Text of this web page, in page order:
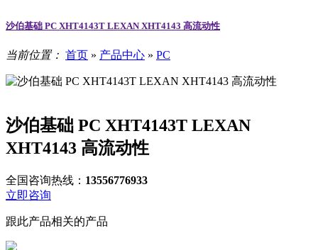
沙伯基础 PC XHT4143T LEXAN XHT4143 高流动性
当前位置： 首页 » 产品中心 » PC
沙伯基础 PC XHT4143T LEXAN
XHT4143 高流动性
全国咨询热线： 13556776933
立即咨询
跟此产品相关的产品